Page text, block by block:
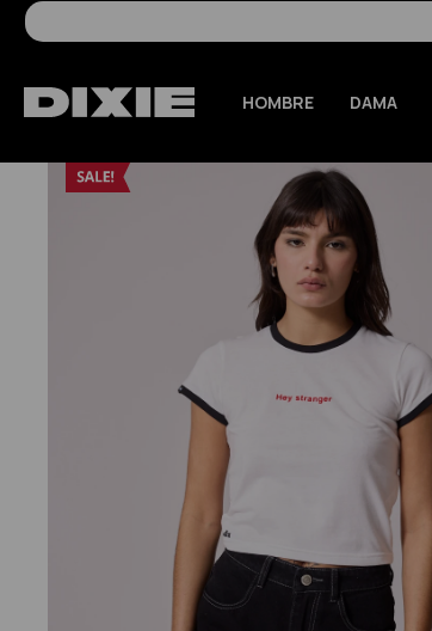
HOMBRE DAMA